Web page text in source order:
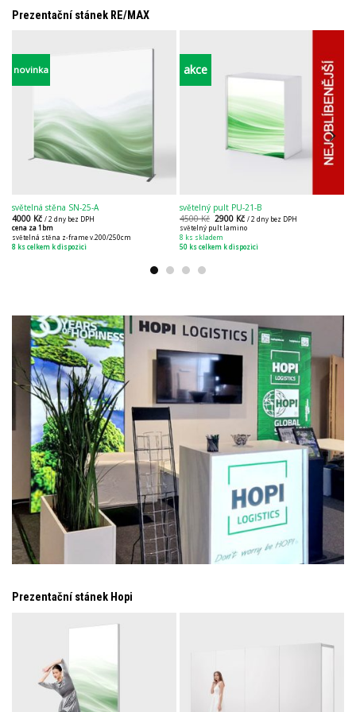
Prezentační stánek RE/MAX
novinka
světelná stěna SN-25-A
4000 Kč / 2 dny bez DPH
cena za 1bm
světelná stěna z-frame v.200/250cm
8 ks celkem k dispozici
akce
světelný pult PU-21-B
4500Kč 2900 Kč / 2 dny bez DPH
světelný pult lamino
8 ks skladem
50 ks celkem k dispozici
Prezentační stánek Hopi